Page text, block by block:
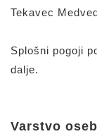
Tekavec
Splošni pogoji
dalje.
Varstvo